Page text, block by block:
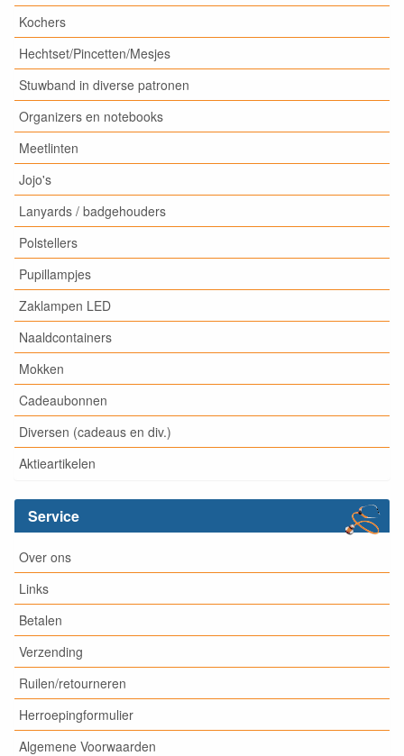
Kochers
Hechtset/Pincetten/Mesjes
Stuwband in diverse patronen
Organizers en notebooks
Meetlinten
Jojo's
Lanyards / badgehouders
Polstellers
Pupillampjes
Zaklampen LED
Naaldcontainers
Mokken
Cadeaubonnen
Diversen (cadeaus en div.)
Aktieartikelen
Service
Over ons
Links
Betalen
Verzending
Ruilen/retourneren
Herroepingformulier
Algemene Voorwaarden